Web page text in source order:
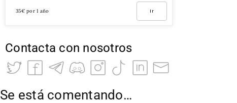
35€ por 1 año Ir
Contacta con nosotros
Se está comentando…